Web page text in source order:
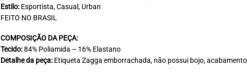
Estilo:Esportista, Casual, Urban
FEITO NO BRASIL
COMPOSIÇÃO DA PEÇA:
Tecido:84% Poliamida – 16% Elastano
Detalhe da peça:Etiqueta Zagga emborrachada, não possui bojo,